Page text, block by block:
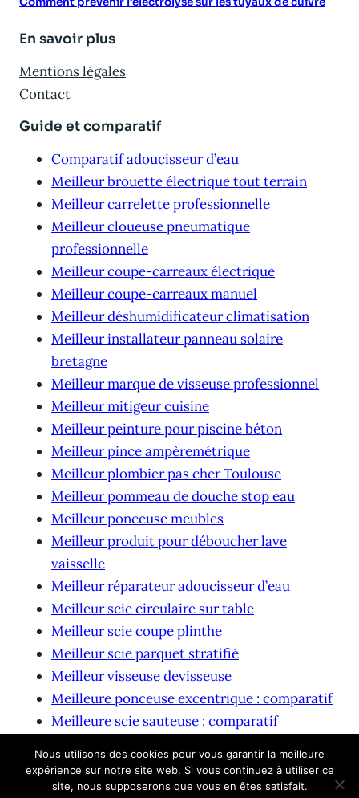
En savoir plus
Mentions légales
Contact
Guide et comparatif
Comparatif adoucisseur d’eau
Meilleur brouette électrique tout terrain
Meilleur carrelette professionnelle
Meilleur cloueuse pneumatique
professionnelle
Meilleur coupe-carreaux électrique
Meilleur coupe-carreaux manuel
Meilleur déshumidificateur climatisation
Meilleur installateur panneau solaire
bretagne
Meilleur marque de visseuse professionnel
Meilleur mitigeur cuisine
Meilleur peinture pour piscine béton
Meilleur pince ampèremétrique
Meilleur plombier pas cher Toulouse
Meilleur pommeau de douche stop eau
Meilleur ponceuse meubles
Meilleur produit pour déboucher lave
vaisselle
Meilleur réparateur adoucisseur d’eau
Meilleur scie circulaire sur table
Meilleur scie coupe plinthe
Meilleur scie parquet stratifié
Meilleur visseuse devisseuse
Meilleure ponceuse excentrique : comparatif
Meilleure scie sauteuse : comparatif
© 2026 waterproofcaseshop.eu
Nous utilisons des cookies pour vous garantir la meilleure
expérience sur notre site web. Si vous continuez à utiliser ce
site, nous supposerons que vous en êtes satisfait.